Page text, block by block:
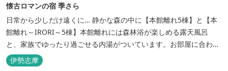
懐古ロマンの宿 季さら
日常から少しだけ遠くに… 静かな森の中に【本館離れ5棟】と【本
館離れ～IRORI～5棟】本館離れには森林浴が楽しめる露天風呂
と、家族でゆったり過ごせる内湯がついています。お部屋に合わせ
た様々なプランがございます。
伊勢志摩